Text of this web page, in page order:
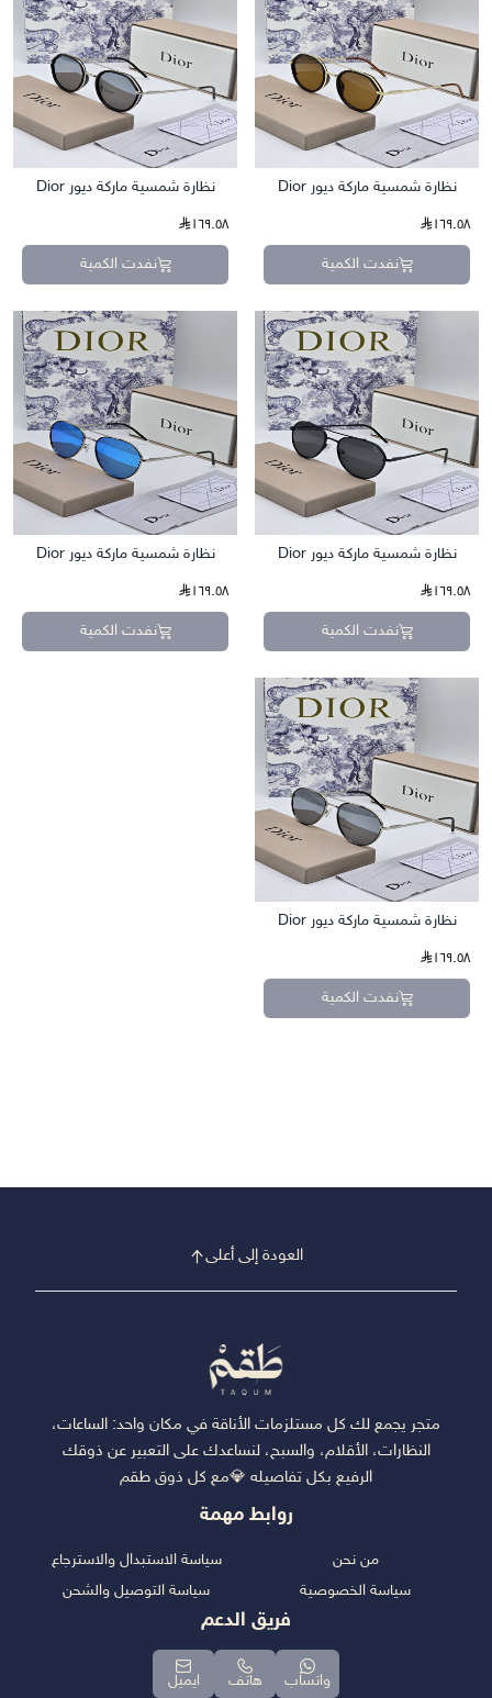
نظارة شمسية ماركة ديور Dior
١٦٩.٥٨
نفدت الكمية
نظارة شمسية ماركة ديور Dior
١٦٩.٥٨
نفدت الكمية
نظارة شمسية ماركة ديور Dior
١٦٩.٥٨
نفدت الكمية
نظارة شمسية ماركة ديور Dior
١٦٩.٥٨
نفدت الكمية
نظارة شمسية ماركة ديور Dior
١٦٩.٥٨
نفدت الكمية
العودة إلى أعلى
متجر يجمع لك كل مستلزمات الأناقة في مكان واحد: الساعات،
النظارات، الأقلام، والسبح، لنساعدك على التعبير عن ذوقك
الرفيع بكل تفاصيله 💎مع كل ذوق طقم
روابط مهمة
من نحن
سياسة الخصوصية
سياسة الاستبدال والاسترجاع
سياسة التوصيل والشحن
فريق الدعم
واتساب هاتف ايميل